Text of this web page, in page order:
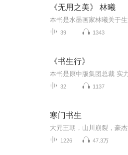
《无用之美》 林曦
39 1343
《书生行》
32 1137
寒门书生
1226 47.3万